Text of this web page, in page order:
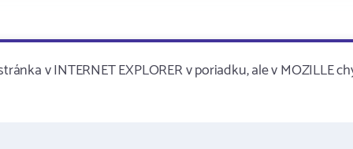
v INTERNET EXPLORER v poriadku, ale v MOZILLE